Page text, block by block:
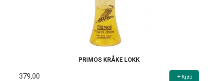
PRIMOS KRÅKE LOKK
379,00 Kjøp